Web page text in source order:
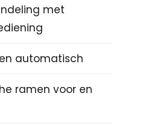
met
automatisch
ramen voor en